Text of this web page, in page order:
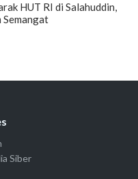
HUT RI di Salahuddin,
Semangat
Siber